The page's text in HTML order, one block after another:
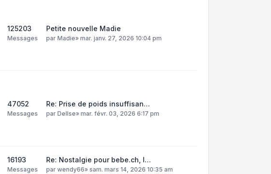
125203
Messages
Petite nouvelle Madie
par Madie» mar. janv. 27, 2026 10:04 pm
47052
Messages
Re: Prise de poids insuffisan…
par DelIse» mar. févr. 03, 2026 6:17 pm
16193
Messages
Re: Nostalgie pour bebe.ch, l…
par wendy66» sam. mars 14, 2026 10:35 am